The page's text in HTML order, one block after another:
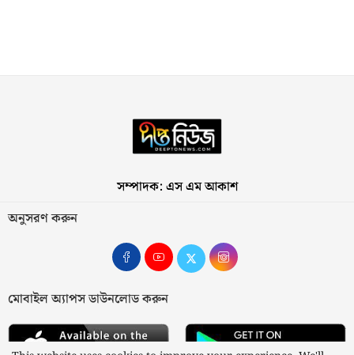
সম্পাদক: এস এম আকাশ
অনুসরণ করুন
মোবাইল অ্যাপস ডাউনলোড করুন